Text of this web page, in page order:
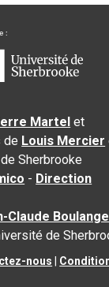
Martel et
de Louis Mercier
Sherbrooke
- Direction
Claude
de
nous